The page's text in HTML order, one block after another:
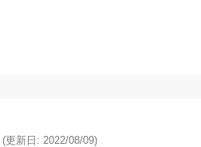
(更新日: 2022/08/09)